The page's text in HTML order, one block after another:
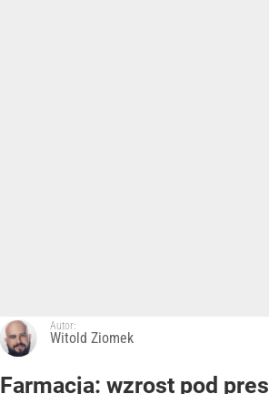
Autor:
Witold Ziomek
Farmacja: wzrost pod